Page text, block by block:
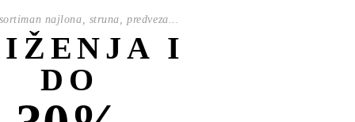
najlona, struna, predveza...
I
DO